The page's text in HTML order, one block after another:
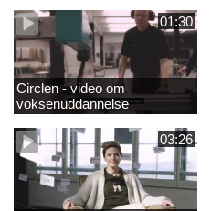
01:30
Circlen - video om
voksenuddannelse
03:26